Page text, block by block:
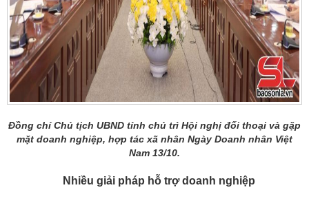
Đồng chí Chủ tịch UBND tỉnh chủ trì Hội nghị đối thoại và gặp
mặt doanh nghiệp, hợp tác xã nhân Ngày Doanh nhân Việt
Nam 13/10.
Nhiều giải pháp hỗ trợ doanh nghiệp